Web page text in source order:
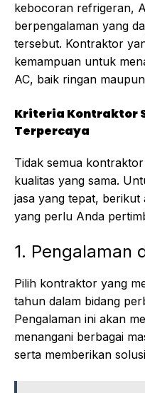
kebocoran refrigeran,
berpengalaman yang
tersebut. Kontraktor
kemampuan untuk
AC, baik ringan
Kriteria Kontraktor
Terpercaya
Tidak semua
kualitas yang sama.
jasa yang tepat,
yang perlu Anda
1. Pengalaman
Pilih kontraktor yang
tahun dalam bidang
Pengalaman ini akan
menangani berbagai
serta memberikan